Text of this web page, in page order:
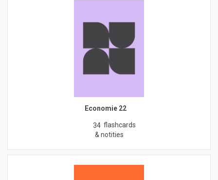
Economie 22
34 flashcards
& notities